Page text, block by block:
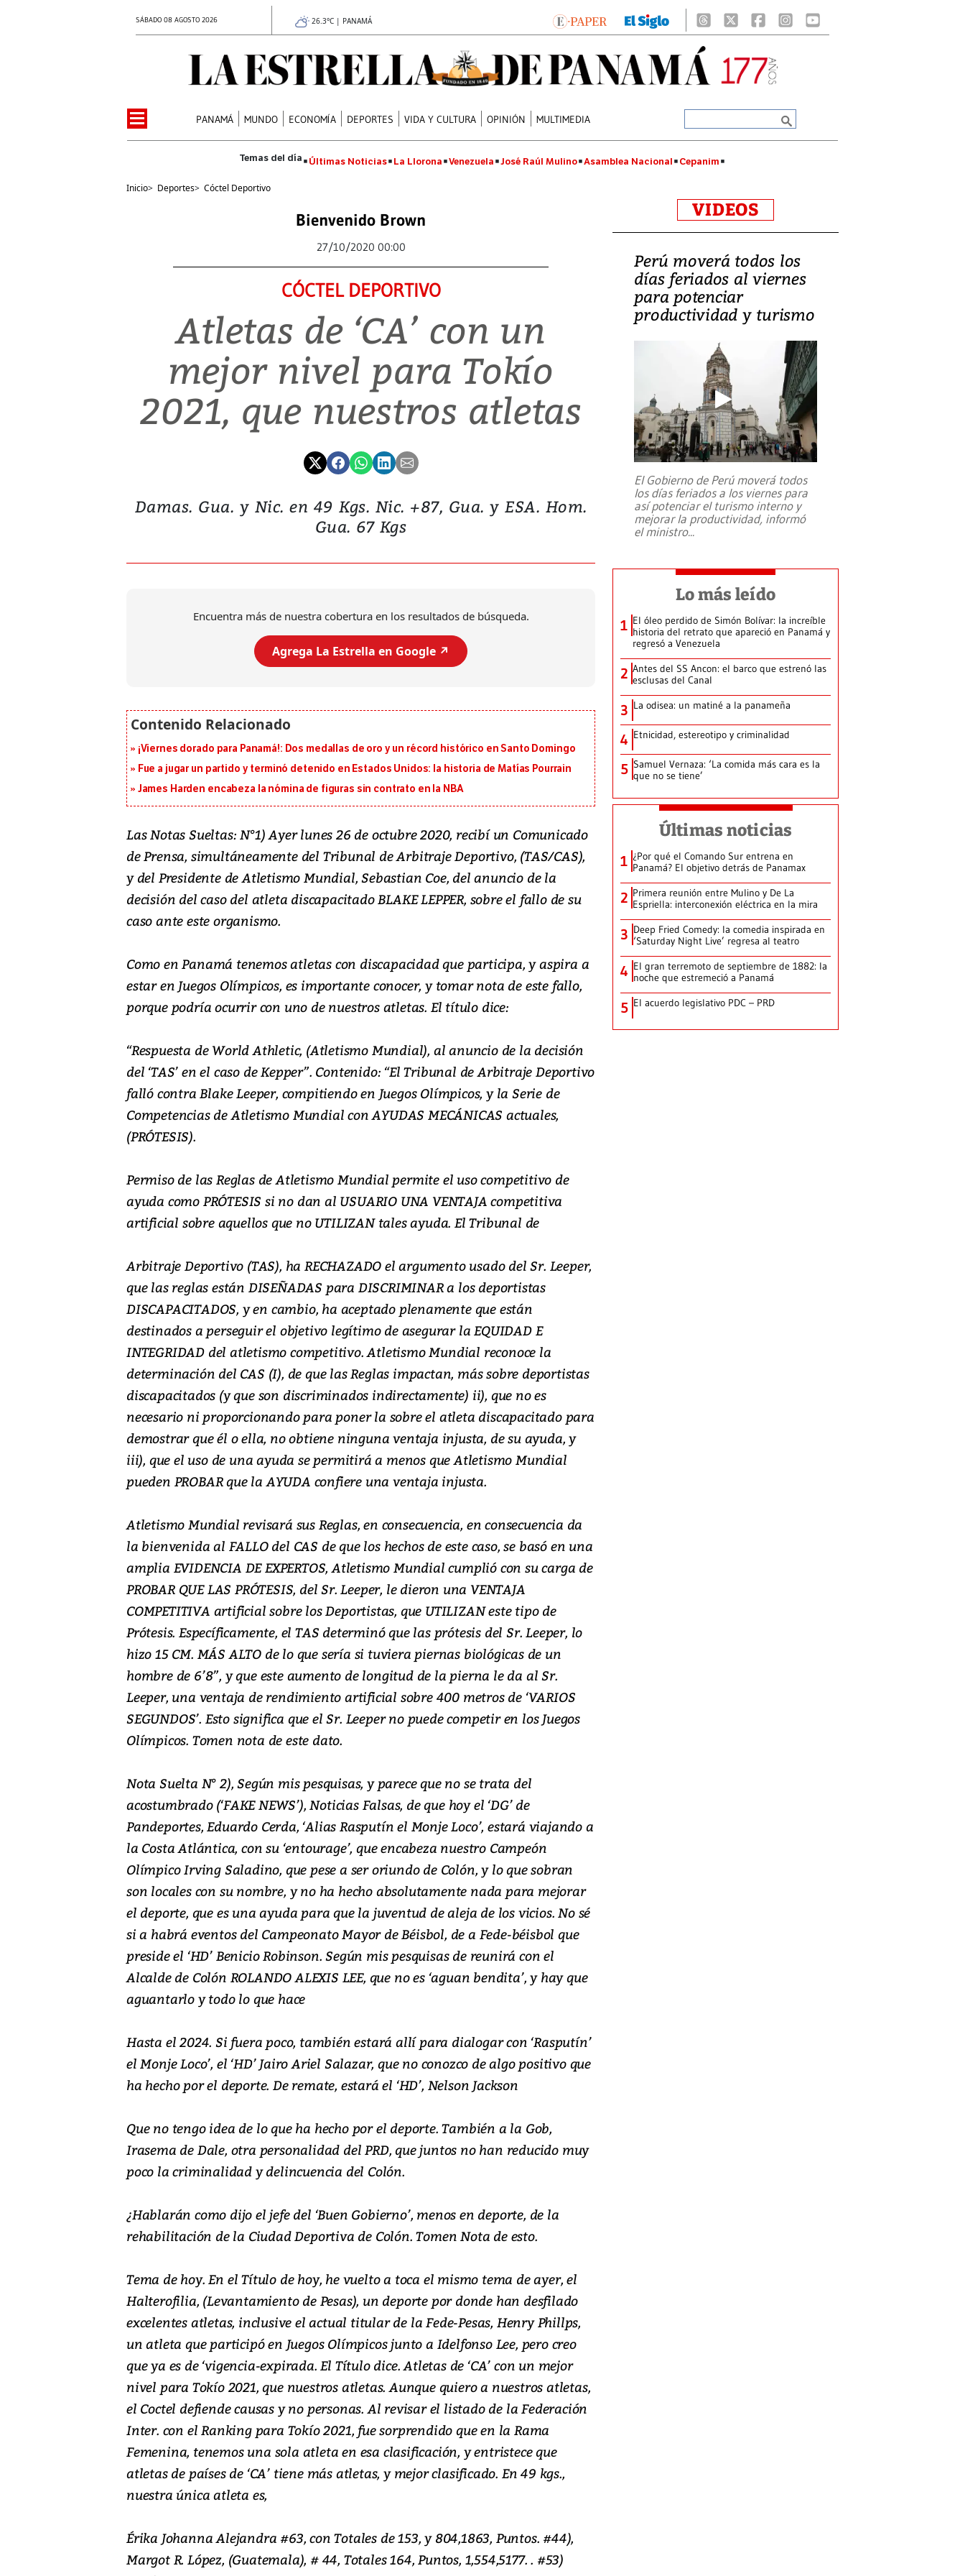
SÁBADO 08 AGOSTO 2026 26.3°C | PANAMÁ
PANAMÁ MUNDO ECONOMÍA DEPORTES VIDA Y CULTURA OPINIÓN MULTIMEDIA
Últimas Noticias La Llorona Venezuela José Raúl Mulino Asamblea Nacional Cepanim
Inicio> Deportes> Cóctel Deportivo
Bienvenido Brown
27/10/2020 00:00
CÓCTEL DEPORTIVO
Atletas de ‘CA’ con un
mejor nivel para Tokío
2021, que nuestros atletas
Damas. Gua. y Nic. en 49 Kgs. Nic. +87, Gua. y ESA. Hom.
Gua. 67 Kgs
Encuentra más de nuestra cobertura en los resultados de búsqueda.
Agrega La Estrella en Google ↗️
¡Viernes dorado para Panamá!: Dos medallas de oro y un récord histórico en Santo Domingo
Fue a jugar un partido y terminó detenido en Estados Unidos: la historia de Matías Pourrain
James Harden encabeza la nómina de figuras sin contrato en la NBA
Las Notas Sueltas: N°1) Ayer lunes 26 de octubre 2020, recibí un Comunicado
de Prensa, simultáneamente del Tribunal de Arbitraje Deportivo, (TAS/CAS),
y del Presidente de Atletismo Mundial, Sebastian Coe, del anuncio de la
decisión del caso del atleta discapacitado BLAKE LEPPER, sobre el fallo de su
caso ante este organismo.
Como en Panamá tenemos atletas con discapacidad que participa, y aspira a
estar en Juegos Olímpicos, es importante conocer, y tomar nota de este fallo,
porque podría ocurrir con uno de nuestros atletas. El título dice:
“Respuesta de World Athletic, (Atletismo Mundial), al anuncio de la decisión
del ‘TAS’ en el caso de Kepper”. Contenido: “El Tribunal de Arbitraje Deportivo
falló contra Blake Leeper, compitiendo en Juegos Olímpicos, y la Serie de
Competencias de Atletismo Mundial con AYUDAS MECÁNICAS actuales,
(PRÓTESIS).
Permiso de las Reglas de Atletismo Mundial permite el uso competitivo de
ayuda como PRÓTESIS si no dan al USUARIO UNA VENTAJA competitiva
artificial sobre aquellos que no UTILIZAN tales ayuda. El Tribunal de
Arbitraje Deportivo (TAS), ha RECHAZADO el argumento usado del Sr. Leeper,
que las reglas están DISEÑADAS para DISCRIMINAR a los deportistas
DISCAPACITADOS, y en cambio, ha aceptado plenamente que están
destinados a perseguir el objetivo legítimo de asegurar la EQUIDAD E
INTEGRIDAD del atletismo competitivo. Atletismo Mundial reconoce la
determinación del CAS (I), de que las Reglas impactan, más sobre deportistas
discapacitados (y que son discriminados indirectamente) ii), que no es
necesario ni proporcionando para poner la sobre el atleta discapacitado para
demostrar que él o ella, no obtiene ninguna ventaja injusta, de su ayuda, y
iii), que el uso de una ayuda se permitirá a menos que Atletismo Mundial
pueden PROBAR que la AYUDA confiere una ventaja injusta.
Atletismo Mundial revisará sus Reglas, en consecuencia, en consecuencia da
la bienvenida al FALLO del CAS de que los hechos de este caso, se basó en una
amplia EVIDENCIA DE EXPERTOS, Atletismo Mundial cumplió con su carga de
PROBAR QUE LAS PRÓTESIS, del Sr. Leeper, le dieron una VENTAJA
COMPETITIVA artificial sobre los Deportistas, que UTILIZAN este tipo de
Prótesis. Específicamente, el TAS determinó que las prótesis del Sr. Leeper, lo
hizo 15 CM. MÁS ALTO de lo que sería si tuviera piernas biológicas de un
hombre de 6’8”, y que este aumento de longitud de la pierna le da al Sr.
Leeper, una ventaja de rendimiento artificial sobre 400 metros de ‘VARIOS
SEGUNDOS’. Esto significa que el Sr. Leeper no puede competir en los Juegos
Olímpicos. Tomen nota de este dato.
Nota Suelta N° 2), Según mis pesquisas, y parece que no se trata del
acostumbrado (‘FAKE NEWS’), Noticias Falsas, de que hoy el ‘DG’ de
Pandeportes, Eduardo Cerda, ‘Alias Rasputín el Monje Loco’, estará viajando a
la Costa Atlántica, con su ‘entourage’, que encabeza nuestro Campeón
Olímpico Irving Saladino, que pese a ser oriundo de Colón, y lo que sobran
son locales con su nombre, y no ha hecho absolutamente nada para mejorar
el deporte, que es una ayuda para que la juventud de aleja de los vicios. No sé
si a habrá eventos del Campeonato Mayor de Béisbol, de a Fede-béisbol que
preside el ‘HD’ Benicio Robinson. Según mis pesquisas de reunirá con el
Alcalde de Colón ROLANDO ALEXIS LEE, que no es ‘aguan bendita’, y hay que
aguantarlo y todo lo que hace
Hasta el 2024. Si fuera poco, también estará allí para dialogar con ‘Rasputín’
el Monje Loco’, el ‘HD’ Jairo Ariel Salazar, que no conozco de algo positivo que
ha hecho por el deporte. De remate, estará el ‘HD’, Nelson Jackson
Que no tengo idea de lo que ha hecho por el deporte. También a la Gob,
Irasema de Dale, otra personalidad del PRD, que juntos no han reducido muy
poco la criminalidad y delincuencia del Colón.
¿Hablarán como dijo el jefe del ‘Buen Gobierno’, menos en deporte, de la
rehabilitación de la Ciudad Deportiva de Colón. Tomen Nota de esto.
Tema de hoy. En el Título de hoy, he vuelto a toca el mismo tema de ayer, el
Halterofilia, (Levantamiento de Pesas), un deporte por donde han desfilado
excelentes atletas, inclusive el actual titular de la Fede-Pesas, Henry Phillps,
un atleta que participó en Juegos Olímpicos junto a Idelfonso Lee, pero creo
que ya es de ‘vigencia-expirada. El Título dice. Atletas de ‘CA’ con un mejor
nivel para Tokío 2021, que nuestros atletas. Aunque quiero a nuestros atletas,
el Coctel defiende causas y no personas. Al revisar el listado de la Federación
Inter. con el Ranking para Tokío 2021, fue sorprendido que en la Rama
Femenina, tenemos una sola atleta en esa clasificación, y entristece que
atletas de países de ‘CA’ tiene más atletas, y mejor clasificado. En 49 kgs.,
nuestra única atleta es,
Érika Johanna Alejandra #63, con Totales de 153, y 804,1863, Puntos. #44),
Margot R. López, (Guatemala), # 44, Totales 164, Puntos, 1,554,5177. . #53)
VIDEOS
Perú moverá todos los
días feriados al viernes
para potenciar
productividad y turismo
El Gobierno de Perú moverá todos
los días feriados a los viernes para
así potenciar el turismo interno y
mejorar la productividad, informó
el ministro...
Lo más leído
1 El óleo perdido de Simón Bolívar: la increíble
historia del retrato que apareció en Panamá y
regresó a Venezuela
2 Antes del SS Ancon: el barco que estrenó las
esclusas del Canal
3 La odisea: un matiné a la panameña
4 Etnicidad, estereotipo y criminalidad
5 Samuel Vernaza: ‘La comida más cara es la
que no se tiene’
Últimas noticias
1 ¿Por qué el Comando Sur entrena en
Panamá? El objetivo detrás de Panamax
2 Primera reunión entre Mulino y De La
Espriella: interconexión eléctrica en la mira
3 Deep Fried Comedy: la comedia inspirada en
‘Saturday Night Live’ regresa al teatro
4 El gran terremoto de septiembre de 1882: la
noche que estremeció a Panamá
5 El acuerdo legislativo PDC – PRD